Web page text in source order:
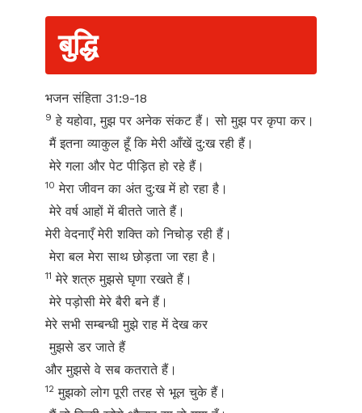
बुद्धि
भजन संहिता 31:9-18
9 हे यहोवा, मुझ पर अनेक संकट हैं। सो मुझ पर कृपा कर।
मैं इतना व्याकुल हूँ कि मेरी आँखें दु:ख रही हैं।
मेरे गला और पेट पीड़ित हो रहे हैं।
10 मेरा जीवन का अंत दु:ख में हो रहा है।
मेरे वर्ष आहों में बीतते जाते हैं।
मेरी वेदनाएँ मेरी शक्ति को निचोड़ रही हैं।
मेरा बल मेरा साथ छोड़ता जा रहा है।
11 मेरे शत्रु मुझसे घृणा रखते हैं।
मेरे पड़ोसी मेरे बैरी बने हैं।
मेरे सभी सम्बन्धी मुझे राह में देख कर
मुझसे डर जाते हैं
और मुझसे वे सब कतराते हैं।
12 मुझको लोग पूरी तरह से भूल चुके हैं।